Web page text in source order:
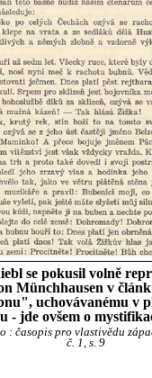
se pokusil volně
Münchhausen v
uchovávanému v
- jde ovšem o
: časopis pro vlastivědu
č. 1, s. 9